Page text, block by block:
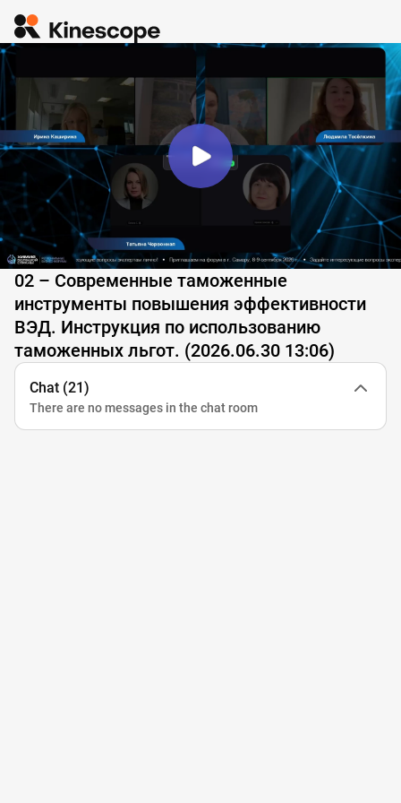
02 – Современные таможенные
инструменты повышения эффективности
ВЭД. Инструкция по использованию
таможенных льгот. (2026.06.30 13:06)
Chat (21)
There are no messages in the chat room